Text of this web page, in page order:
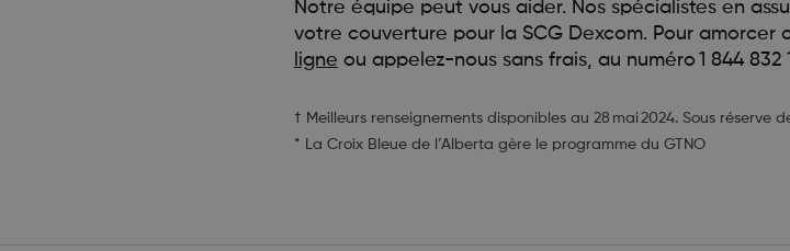
Notre équipe peut vous aider. Nos spécialistes en
votre couverture pour la SCG Dexcom. Pour amorcer
ligne ou appelez-nous sans frais, au numéro 1 844 832
† Meilleurs renseignements disponibles au 28 mai 2024. Sous réserve
* La Croix Bleue de l’Alberta gère le programme du GTNO